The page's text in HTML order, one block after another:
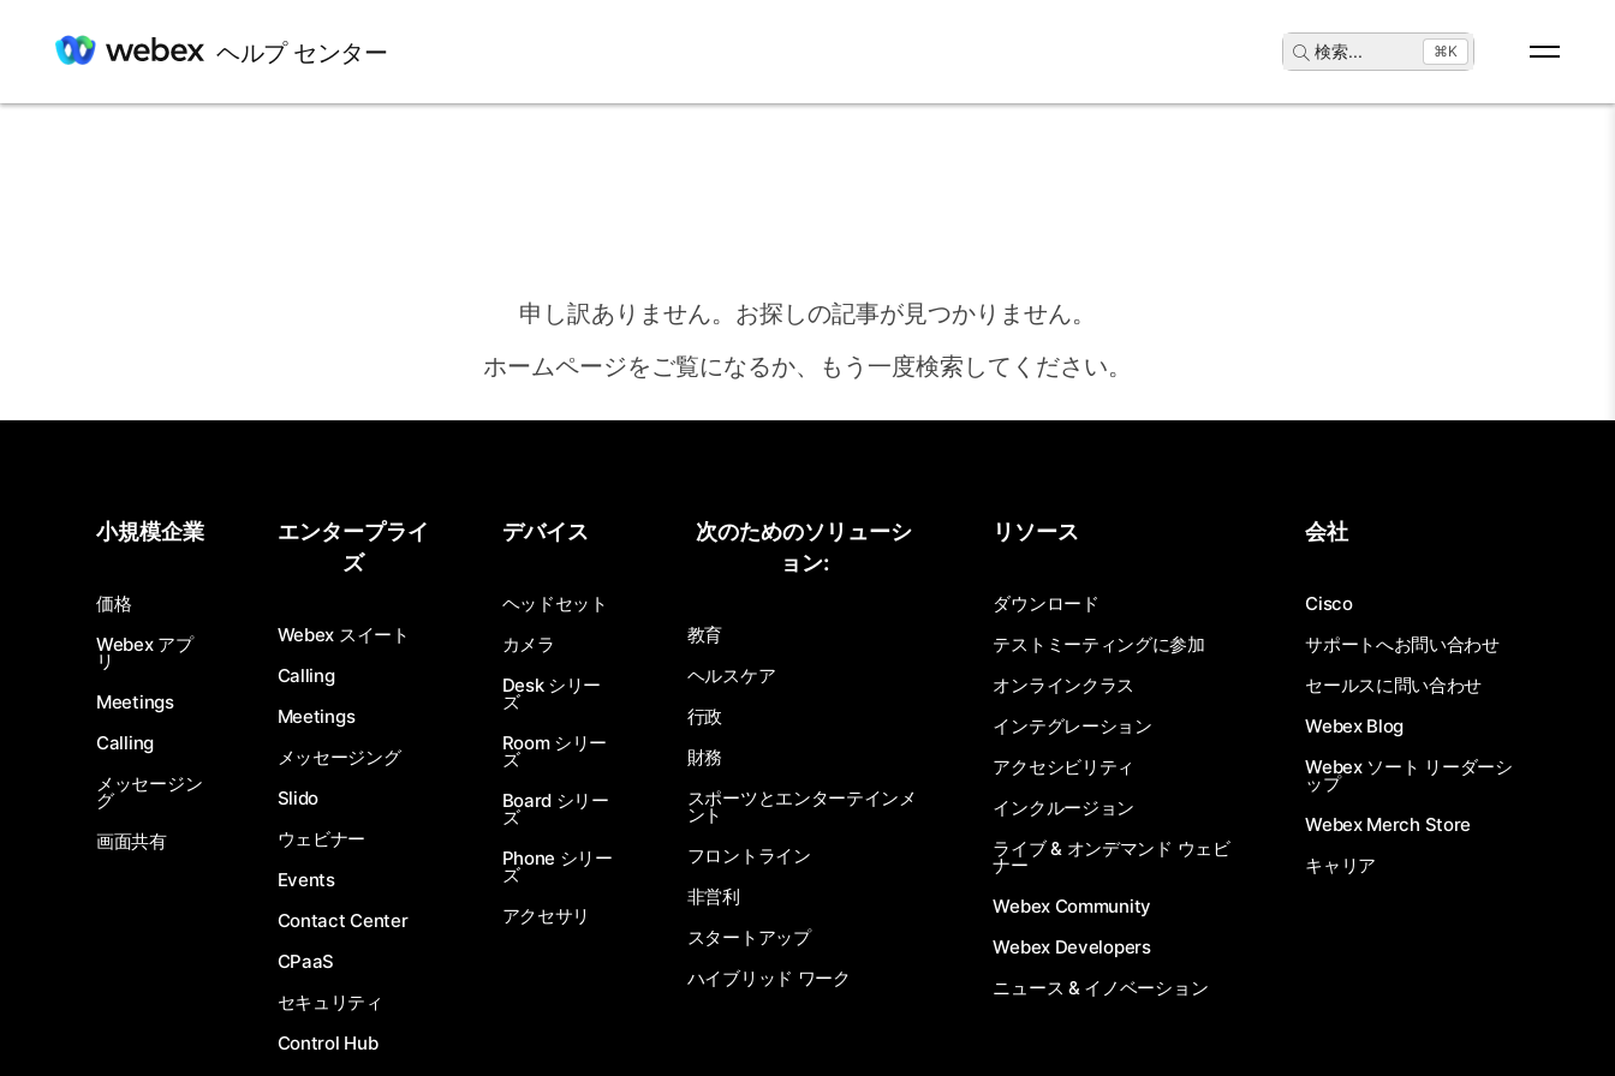
ヘルプ センター 検索... ⌘K
申し訳ありません。お探しの記事が見つかりません。
ホームページをご覧になるか、もう一度検索してください。
何をお探しですか?
小規模企業
価格
Webex アプ
リ
Meetings
Calling
メッセージン
グ
画面共有
エンタープライ
ズ
Webex スイート
Calling
Meetings
メッセージング
Slido
ウェビナー
Events
Contact Center
CPaaS
セキュリティ
Control Hub
デバイス
ヘッドセット
カメラ
Desk シリー
ズ
Room シリー
ズ
Board シリー
ズ
Phone シリー
ズ
アクセサリ
次のためのソリューシ
ョン:
教育
ヘルスケア
行政
財務
スポーツとエンターテインメ
ント
フロントライン
非営利
スタートアップ
ハイブリッド ワーク
リソース
ダウンロード
テストミーティングに参加
オンラインクラス
インテグレーション
アクセシビリティ
インクルージョン
ライブ & オンデマンド ウェビ
ナー
Webex Community
Webex Developers
ニュース & イノベーション
会社
Cisco
サポートへお問い合わせ
セールスに問い合わせ
Webex Blog
Webex ソート リーダーシ
ップ
Webex Merch Store
キャリア